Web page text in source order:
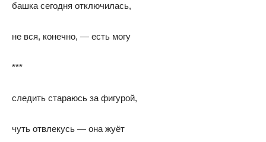
башка сегодня отключилась,
не вся, конечно, — есть могу
***
следить стараюсь за фигурой,
чуть отвлекусь — она жуёт